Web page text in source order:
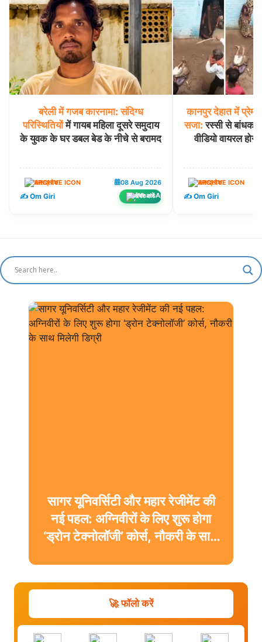
बरेली में गजब कारनामा: संदिग्ध
परिस्थितियोंमें गायब महिला दूसरे समुदाय
के युवक के घर डबल बेड के नीचे से बरामद
उत्तरप्रदेश 08 Aug 2026
✍️ Om Giri शेयर करें
कानपुर देहात में प्रेमी
सजा: रस्सी से बांधकर
वीडियो वायरल
उत्तरप्रदेश
✍️ Om Giri
सागर यूनिवर्सिटी और महार रेजीमेंट की
नई पहल: अग्निवीरों के लिए शुरू होगा
‘ड्रोन टेक्नोलॉजी’ कोर्स, नौकरी के साथ
🚀 फॉलो करें